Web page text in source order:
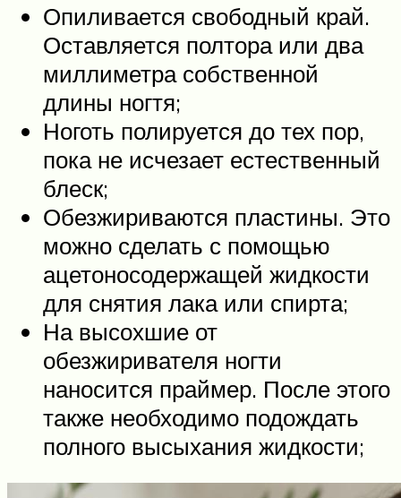
Опиливается свободный край.
Оставляется полтора или два
миллиметра собственной
длины ногтя;
Ноготь полируется до тех пор,
пока не исчезает естественный
блеск;
Обезжириваются пластины. Это
можно сделать с помощью
ацетоносодержащей жидкости
для снятия лака или спирта;
На высохшие от
обезжиривателя ногти
наносится праймер. После этого
также необходимо подождать
полного высыхания жидкости;